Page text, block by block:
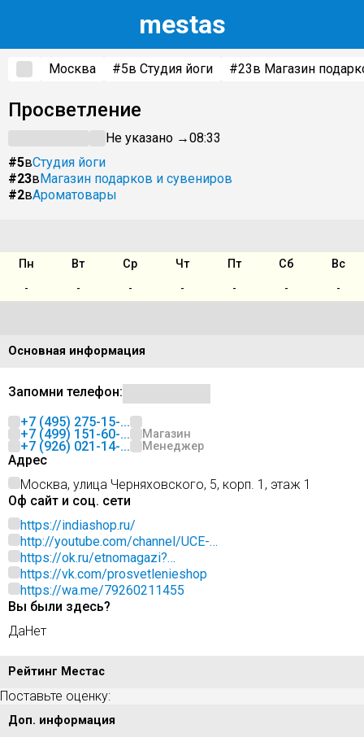
mestas
Москва #5в Студия йоги #23в Магазин
Просветление
Не указано →08:33
#5вСтудия йоги
#23вМагазин подарков и сувениров
#2вАроматовары
Пн Вт Ср Чт Пт Сб
Вс
-
- - - - - -
Основная информация
Запомни телефон:
+7 (495) 275-15-...
+7 (499) 151-60-... Магазин
+7 (926) 021-14-... Менеджер
Адрес
Москва, улица Черняховского, 5, корп. 1, этаж 1
Оф сайт и соц. сети
https://indiashop.ru/
http://youtube.com/channel/UCE-
dkD07HJ6FbGRUqOMUeow
https://ok.ru/etnomagazi?
st._aid=ExternalGroupWidget_OpenGroup
https://vk.com/prosvetlenieshop
https://wa.me/79260211455
Вы были здесь?
ДаНет
Рейтинг Местас
Поставьте оценку:
Доп. информация